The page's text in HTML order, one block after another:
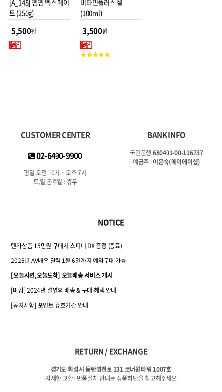
[A_148] 펨펨 엑스 메이
트 (250g)
5,500원
비타민플러스 젤
(100ml)
3,500원
고
CUSTOMER CENTER
02-6490-9900
평일 오전 10시 ~ 오후 7시
토,일,공휴일 : 휴무
BANK INFO
국민은행 680401-00-116737
예금주 :이은숙(에이에이샵)
NOTICE
텐가상품 15만원 구매시 스피너 DX 증정 (종료)
2025년 AV배우 달력 1월 6일까지 예약구매 가능
[오늘사면,오늘도착] 오늘배송 서비스 개시
[마감] 2024년 설연휴 배송 & 구매 혜택 안내
[공지사항] 포인트 유효기간 안내
RETURN / EXCHANGE
경기도 화성시 동탄영천로 131 코너원타워 1007호
자세한 교환·반품절차 안내는 상품하단을 참고해주세요